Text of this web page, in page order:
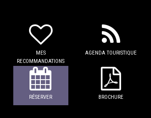
MES
RECOMMANDATIONS
AGENDA TOURISTIQUE
RÉSERVER BROCHURE